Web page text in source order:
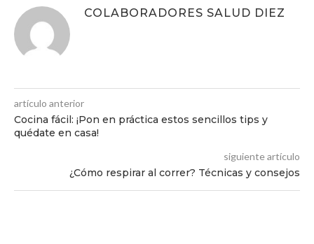
COLABORADORES SALUD DIEZ
artículo anterior
Cocina fácil: ¡Pon en práctica estos sencillos tips y
quédate en casa!
siguiente artículo
¿Cómo respirar al correr? Técnicas y consejos